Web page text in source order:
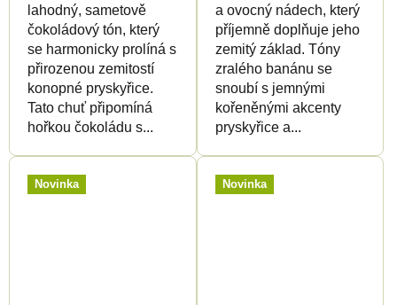
lahodný, sametově
čokoládový tón, který
se harmonicky prolíná s
přirozenou zemitostí
konopné pryskyřice.
Tato chuť připomíná
hořkou čokoládu s...
a ovocný nádech, který
příjemně doplňuje jeho
zemitý základ. Tóny
zralého banánu se
snoubí s jemnými
kořeněnými akcenty
pryskyřice a...
Novinka Novinka